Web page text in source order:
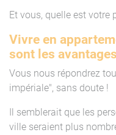
Et vous, quelle est votre
Vivre en
sont les
Vous nous répondrez
impériale", sans doute !
Il semblerait que les
ville seraient plus